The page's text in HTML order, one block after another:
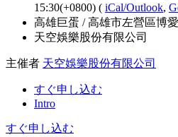
15:30(+0800) ( iCal/Outlook,
高雄巨蛋 / 高雄市左營區博
天空娛樂股份有限公司
主催者 天空娛樂股份有限公司
すぐ申し込む
Intro
すぐ申し込む